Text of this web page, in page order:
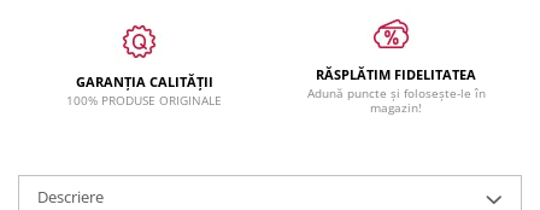
GARANȚIA CALITĂȚII
100% PRODUSE ORIGINALE
RĂSPLĂTIM FIDELITATEA
Adună puncte și folosește-le în
magazin!
Descriere